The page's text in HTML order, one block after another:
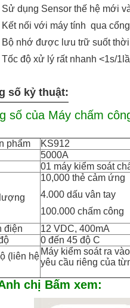
Sử dụng Sensor thế hệ mới
Kết nối với máy tính qua
Bộ nhớ được lưu trữ suốt thời
Tốc độ xử lý rất nhanh <1s/
số kỷ thuật:
số của Máy chấm
phẩm
KS912
5000A
01 máy kiểm soát
10,000 thẻ cảm ứng
4.000 dấu vân tay
100.000 chấm công
điện
12 VDC, 400mA
0 đến 45 độ C
(liên hệ Máy kiểm soát ra
yêu cầu riêng của
chị Bấm xem: